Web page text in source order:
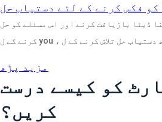
ڈیٹا بازیافت کرنے اور اس مسئلے کو حل
مزید پڑھ
کو کیسے درست
کریں؟